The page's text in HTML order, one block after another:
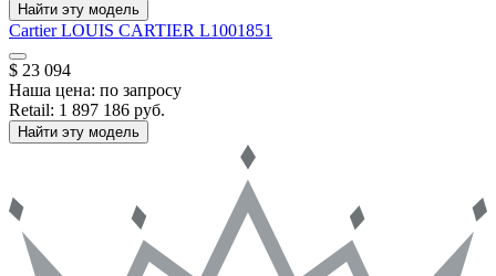
Найти эту модель
CartierLOUIS CARTIER L1001851
$ 23 094
Наша цена: по запросу
Retail: 1 897 186 руб.
Найти эту модель